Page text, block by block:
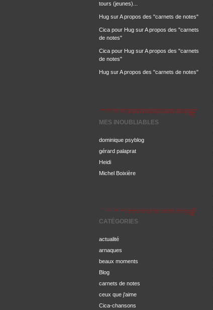
tours (jeunes)...
Hug surA propos des "carnets de notes"
Cica pour Hug surA propos des "carnets
de notes"
Cica pour Hug surA propos des "carnets
de notes"
Hug surA propos des "carnets de notes"
MES INOUBLIABLES
dominique psyblog
gérard palaprat
Heidi
Michel Boixière
CATÉGORIES
actualité
arnaques
beaux moments
Blog
carnets de notes
ceux que j'aime
Cica-chansons